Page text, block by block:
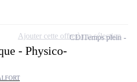
- Physico-
CDITemps plein
Ajouter cette offre à ma sélection